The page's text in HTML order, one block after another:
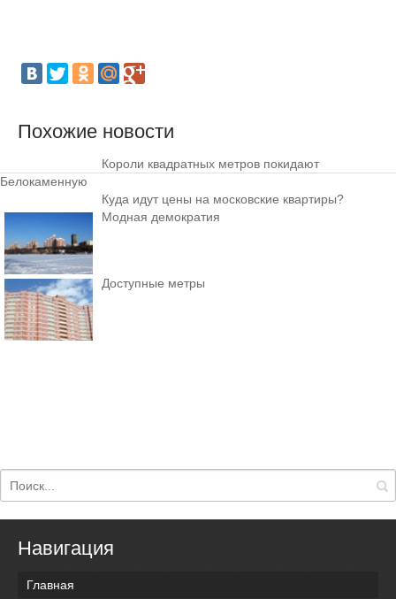
Похожие новости
Короли квадратных метров покидают
Белокаменную
Куда идут цены на московские квартиры?
Модная демократия
Доступные метры
Навигация
Главная